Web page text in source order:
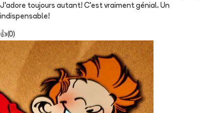
J'adore toujours autant! C'est vraiment génial. Un
indispensable!
👍(0)